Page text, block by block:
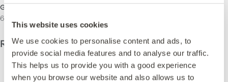
This website uses cookies
We use cookies to personalise content and ads, to
provide social media features and to analyse our traffic.
This helps us to provide you with a good experience
when you browse our website and also allows us to
Garntyp
6,6 Nylon
Rekommenderade installationsmetoder